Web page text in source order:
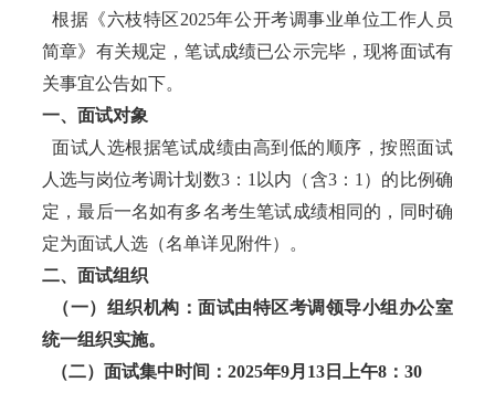
根据《六枝特区2025年公开考调事业单位工作人员
简章》有关规定，笔试成绩已公示完毕，现将面试有
关事宜公告如下。
一、面试对象
面试人选根据笔试成绩由高到低的顺序，按照面试
人选与岗位考调计划数3：1以内（含3：1）的比例确
定，最后一名如有多名考生笔试成绩相同的，同时确
定为面试人选（名单详见附件）。
二、面试组织
（一）组织机构：面试由特区考调领导小组办公室
统一组织实施。
（二）面试集中时间：2025年9月13日上午8：30